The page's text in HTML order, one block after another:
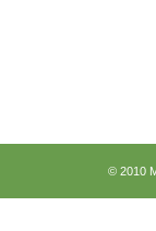
© 2010